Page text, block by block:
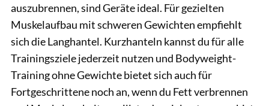
auszubrennen, sind Geräte ideal. Für gezielten
Muskelaufbau mit schweren Gewichten empfiehlt
sich die Langhantel. Kurzhanteln kannst du für alle
Trainingsziele jederzeit nutzen und Bodyweight-
Training ohne Gewichte bietet sich auch für
Fortgeschrittene noch an, wenn du Fett verbrennen